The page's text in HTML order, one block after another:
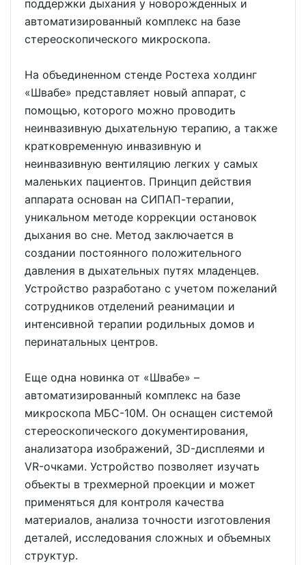
поддержки дыхания у новорожденных и
автоматизированный комплекс на базе
стереоскопического микроскопа.
На объединенном стенде Ростеха холдинг
«Швабе» представляет новый аппарат, с
помощью, которого можно проводить
неинвазивную дыхательную терапию, а также
кратковременную инвазивную и
неинвазивную вентиляцию легких у самых
маленьких пациентов. Принцип действия
аппарата основан на СИПАП-терапии,
уникальном методе коррекции остановок
дыхания во сне. Метод заключается в
создании постоянного положительного
давления в дыхательных путях младенцев.
Устройство разработано с учетом пожеланий
сотрудников отделений реанимации и
интенсивной терапии родильных домов и
перинатальных центров.
Еще одна новинка от «Швабе» –
автоматизированный комплекс на базе
микроскопа МБС-10М. Он оснащен системой
стереоскопического документирования,
анализатора изображений, 3D-дисплеями и
VR-очками. Устройство позволяет изучать
объекты в трехмерной проекции и может
применяться для контроля качества
материалов, анализа точности изготовления
деталей, исследования сложных и объемных
структур.